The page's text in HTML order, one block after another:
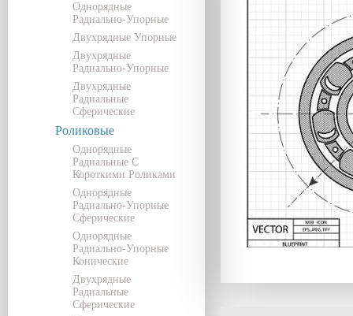
Однорядные
Радиально-Упорные
Двухрядные Упорные
Двухрядные
Радиально-Упорные
Двухрядные
Радиальные
Сферические
Роликовые
Однорядные
Радиальные С
Короткими Роликами
Однорядные
Радиально-Упорные
Сферические
Однорядные
Радиально-Упорные
Конические
Двухрядные
Радиальные
Сферические